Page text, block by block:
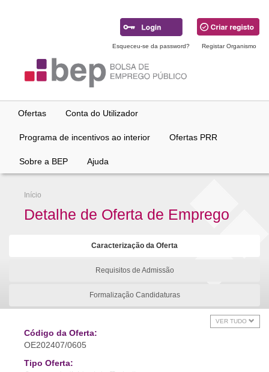
Esqueceu-se da password? Registar Organismo
Ofertas Conta do Utilizador
Programa de incentivos ao interior Ofertas PRR
Sobre a BEP Ajuda
Início
Detalhe de Oferta de Emprego
Caracterização da Oferta
Requisitos de Admissão
Formalização Candidaturas
VER TUDO
Código da Oferta:
OE202407/0605
Tipo Oferta: